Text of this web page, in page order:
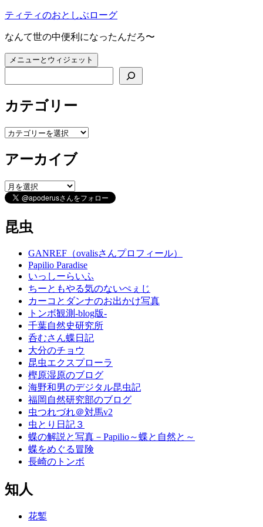
コ
テ
ン
ツ
キ
ッ
プ
ティティのおとしぶローグ
なんて世の中便利になったんだろ〜
メニューとウィジェット
カテゴリー
カ
ゴ
ー
アーカイブ
ア
ー
イ
ブ
昆虫
GANREF（ovalisさんプロフィール）
Papilio Paradise
いっしーらいふ
ちーともやる気のないぺぇじ
カーコとダンナのお出かけ写真
トンボ観測-blog版-
千葉自然史研究所
呑むさん蝶日記
大分のチョウ
昆虫エクスプローラ
樫原湿原のブログ
海野和男のデジタル昆虫記
福岡自然研究部のブログ
虫つれづれ＠対馬v2
虫とり日記３
蝶の解説と写真－Papilio～蝶と自然と～
蝶をめぐる冒険
長崎のトンボ
知人
花鏨